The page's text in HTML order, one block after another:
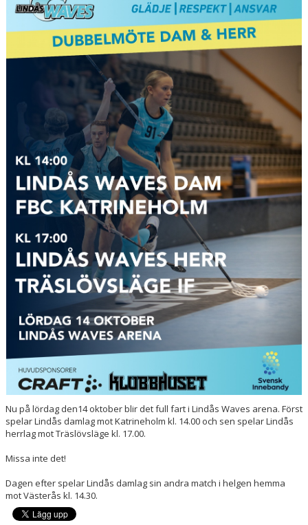
MATCHER
INFORMATION CAFÉ
FÖRSÄLJNINGSAKTIVITET
BILDGALLERI
DOKUMENT
INFO LEDARE
Nu på lördag den14 oktober blir det full fart i Lindås Waves arena. Först
spelar Lindås damlag mot Katrineholm kl. 14.00 och sen spelar Lindås
herrlag mot Träslövsläge kl. 17.00.
Missa inte det!
Dagen efter spelar Lindås damlag sin andra match i helgen hemma
mot Västerås kl. 14.30.